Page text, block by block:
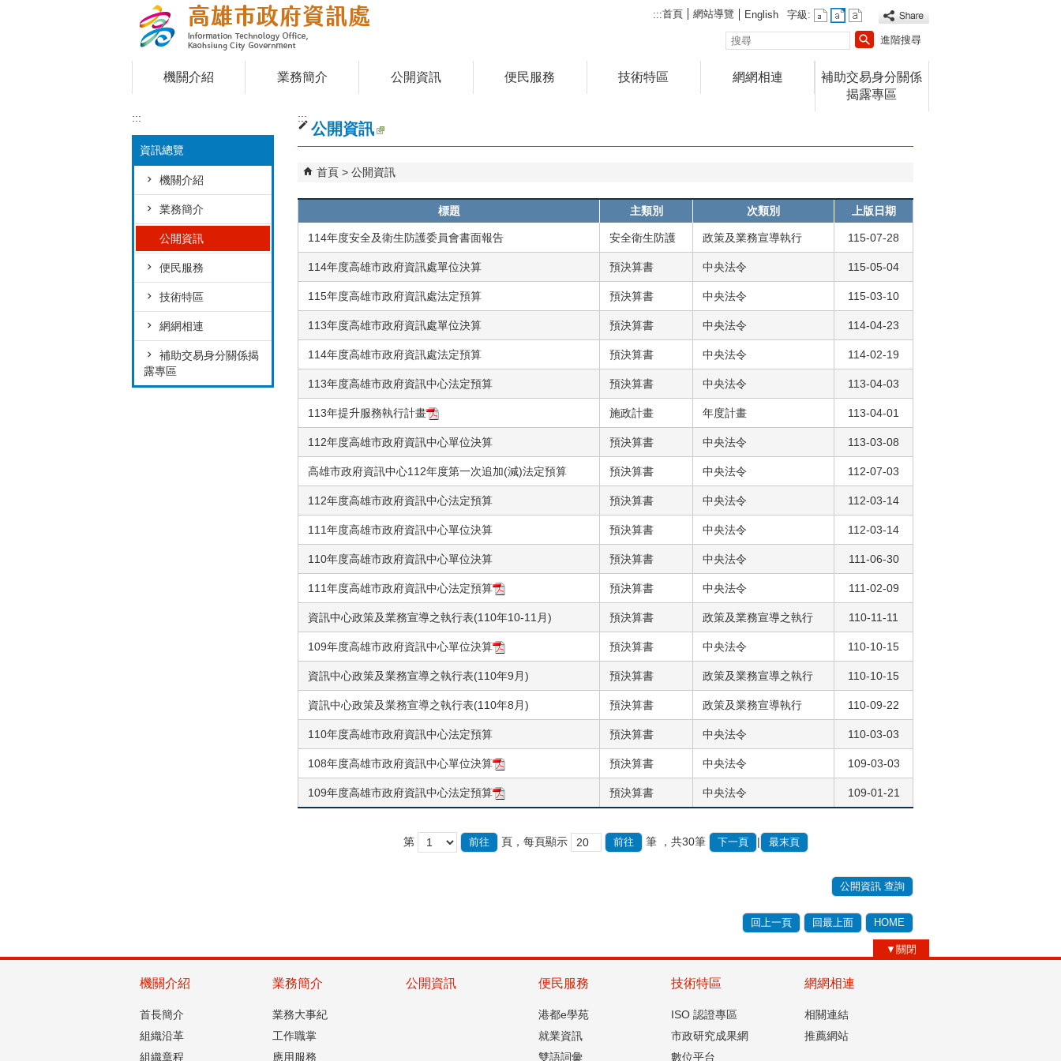
:::首頁 網站導覽 English
字級:
搜
尋
進階搜尋
機關介紹 業務簡介 公開資訊 便民服務 技術特區 網網相連
補助交易身分關係
揭露專區
:::
資訊總覽
機關介紹
業務簡介
公開資訊
便民服務
技術特區
網網相連
補助交易身分關係揭
露專區
:::
公開資訊
首頁 公開資訊
標題 主類別 次類別 上版日期
114年度安全及衛生防護委員會書面報告 安全衛生防護 政策及業務宣導執行 115-07-28
114年度高雄市政府資訊處單位決算 預決算書 中央法令 115-05-04
115年度高雄市政府資訊處法定預算 預決算書 中央法令 115-03-10
113年度高雄市政府資訊處單位決算 預決算書 中央法令 114-04-23
114年度高雄市政府資訊處法定預算 預決算書 中央法令 114-02-19
113年度高雄市政府資訊中心法定預算 預決算書 中央法令 113-04-03
113年提升服務執行計畫 施政計畫 年度計畫 113-04-01
112年度高雄市政府資訊中心單位決算 預決算書 中央法令 113-03-08
高雄市政府資訊中心112年度第一次追加(減)法定預算 預決算書 中央法令 112-07-03
112年度高雄市政府資訊中心法定預算 預決算書 中央法令 112-03-14
111年度高雄市政府資訊中心單位決算 預決算書 中央法令 112-03-14
110年度高雄市政府資訊中心單位決算 預決算書 中央法令 111-06-30
111年度高雄市政府資訊中心法定預算 預決算書 中央法令 111-02-09
資訊中心政策及業務宣導之執行表(110年10-11月) 預決算書 政策及業務宣導之執行 110-11-11
109年度高雄市政府資訊中心單位決算 預決算書 中央法令 110-10-15
資訊中心政策及業務宣導之執行表(110年9月) 預決算書 政策及業務宣導之執行 110-10-15
資訊中心政策及業務宣導之執行表(110年8月) 預決算書 政策及業務宣導執行 110-09-22
110年度高雄市政府資訊中心法定預算 預決算書 中央法令 110-03-03
108年度高雄市政府資訊中心單位決算 預決算書 中央法令 109-03-03
109年度高雄市政府資訊中心法定預算 預決算書 中央法令 109-01-21
第 頁，每頁顯示 筆 ，共30筆 下一頁 | 最末頁
公開資訊 查詢
回上一頁 回最上面 HOME
▼關閉
機關介紹
首長簡介
組織沿革
組織章程
業務簡介
業務大事紀
工作職掌
應用服務
公開資訊 便民服務
港都e學苑
就業資訊
雙語詞彙
技術特區
ISO 認證專區
市政研究成果網
數位平台
網網相連
相關連結
推薦網站